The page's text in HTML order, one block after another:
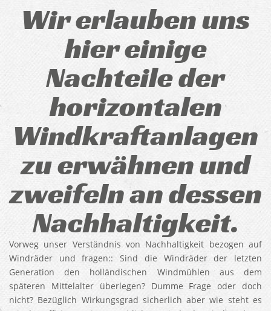
Wir erlauben uns
hier einige
Nachteile der
horizontalen
Windkraftanlagen
zu erwähnen und
zweifeln an dessen
Nachhaltigkeit.
Vorweg unser Verständnis von Nachhaltigkeit bezogen auf
Windräder und fragen:: Sind die Windräder der letzten
Generation den holländischen Windmühlen aus dem
späteren Mittelalter überlegen? Dumme Frage oder doch
nicht? Bezüglich Wirkungsgrad sicherlich aber wie steht es